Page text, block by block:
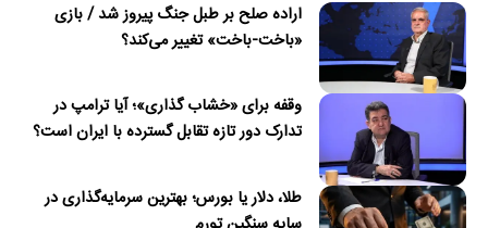
اراده صلح بر طبل جنگ پیروز شد / بازی
«باخت-باخت» تغییر می‌کند؟
وقفه برای «خشاب گذاری»؛ آیا ترامپ در
تدارک دور تازه تقابل گسترده با ایران است؟
طلا، دلار یا بورس؛ بهترین سرمایه‌گذاری در